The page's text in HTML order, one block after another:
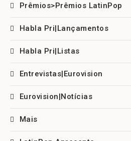
Prêmios>Prêmios LatinPop
Habla Pri|Lançamentos
Habla Pri|Listas
Entrevistas|Eurovision
Eurovision|Notícias
Mais